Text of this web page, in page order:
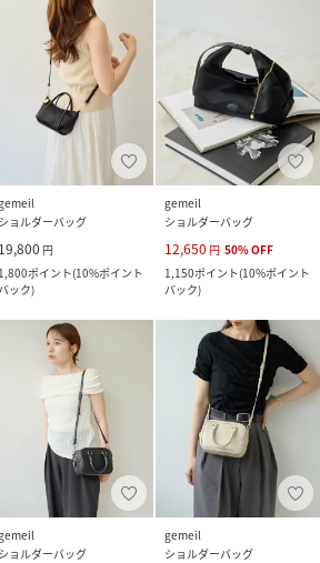
ショルダーバッグ
19,800 円
1,800ポイント(10%ポイント
バック)
gemeil
ショルダーバッグ
12,650 円 50%OFF
1,150ポイント(10%ポイント
バック)
ショルダーバッグ
gemeil
ショルダーバッグ